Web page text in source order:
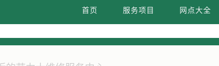
首页 服务项目 网点大全
场写字楼8层806室劳力士售后服务中心（需提前预约）
3705室劳力士售后服务中心（需提前预约）